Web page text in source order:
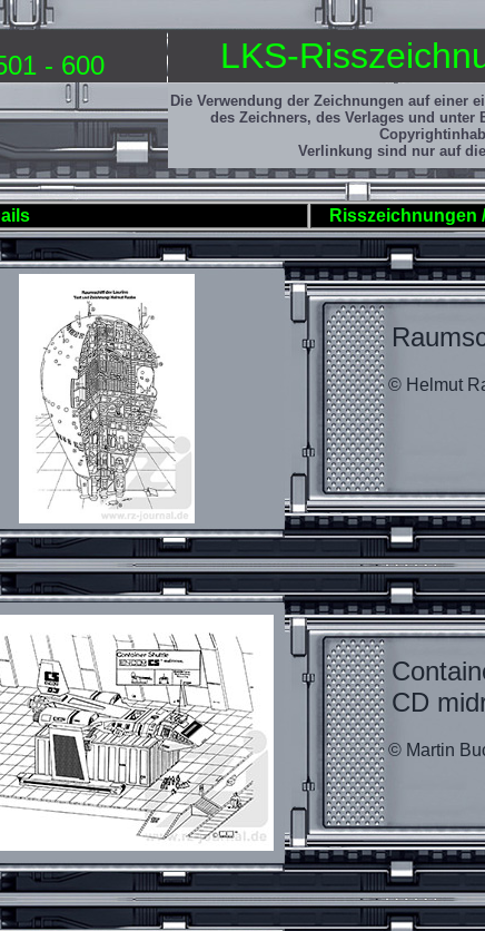
- 600 LKS-
Die Verwendung der Zeichnungen auf einer
des Zeichners, des Verlages und
Verlinkung sind nur auf
Risszeichnungen
© Helmut
CD
© Martin